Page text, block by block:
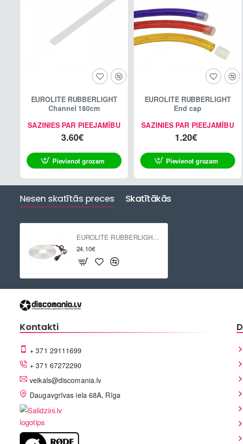
SAZINIES PAR PIEEJAMĪBU
EUROLITE RUBBERLIGHT
Channel 180cm
3.60€
Pievienot grozam
SAZINIES PAR PIEEJAMĪBU
EUROLITE RUBBERLIGHT
End cap
1.20€
Pievienot grozam
Nesen skatītās preces Skatītākās
EUROLITE RUBBERLIGHT RL1-230V multicolor 5m
24.10€
Kontakti
+ 371 29111699
+ 371 67272290
veikals@discomania.lv
Daugavgrīvas iela 68A, Rīga